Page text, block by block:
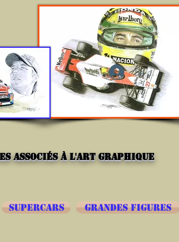
Se connecter
associés à l'art graphique
SUPERCARS GRANDES FIGURES